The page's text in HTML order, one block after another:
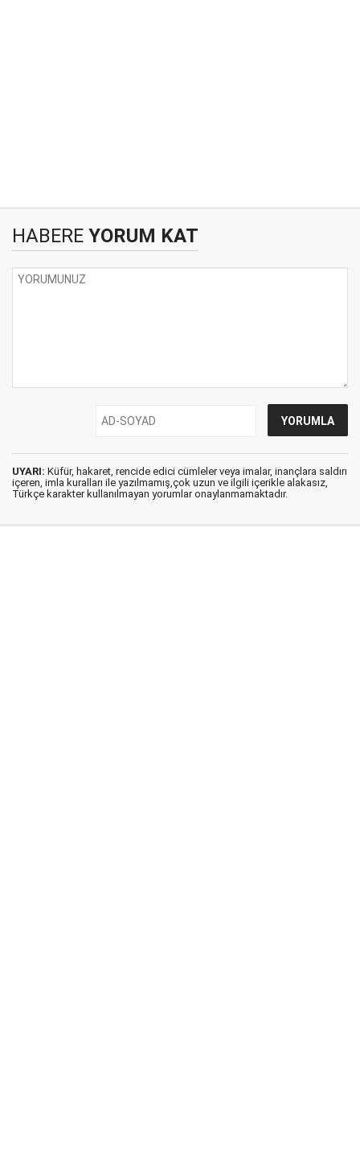
HABERE YORUM KAT
UYARI: Küfür, hakaret, rencide edici cümleler veya imalar, inançlara saldırı
içeren, imla kuralları ile yazılmamış,çok uzun ve ilgili içerikle alakasız,
Türkçe karakter kullanılmayan yorumlar onaylanmamaktadır.